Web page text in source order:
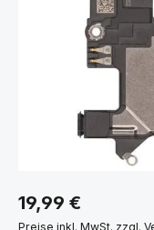
19,99 €
Preise inkl. MwSt. zzgl.